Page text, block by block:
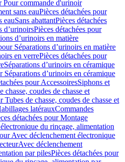
Pour commande d'urinoir
sans eauPièces détachées pour
eauSans abattantPièces détachées
d’urinoirsPièces détachées pour
d’urinoirs en matière
Séparations d’urinoirs en matière
en verrePièces détachées pour
Séparations d’urinoirs en céramique
Séparations d’urinoirs en céramique
pour AccessoiresSiphons et
chasse, coudes de chasse et
Tubes de chasse, coudes de chasse et
latérauxCommandes
détachées pour Montage
du rinçage, alimentation
Avec déclenchement électronique
Avec déclenchement
par pilesPièces détachées pour